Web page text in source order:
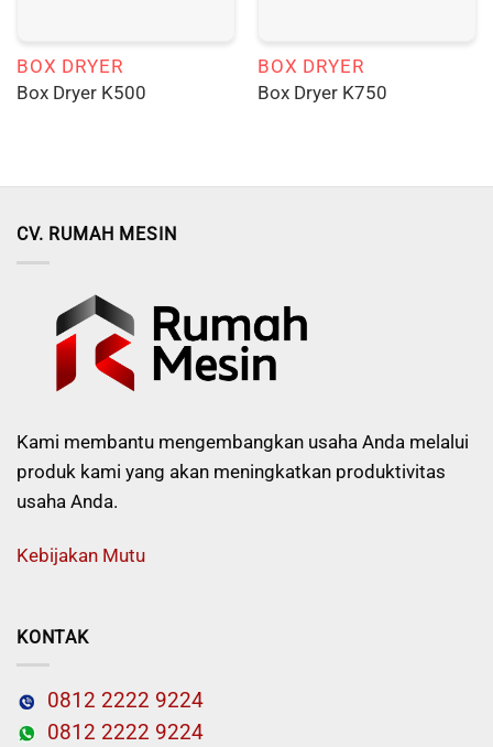
BOX DRYER
Box Dryer K500
BOX DRYER
Box Dryer K750
CV. RUMAH MESIN
Kami membantu mengembangkan usaha Anda melalui
produk kami yang akan meningkatkan produktivitas
usaha Anda.
Kebijakan Mutu
KONTAK
0812 2222 9224
0812 2222 9224